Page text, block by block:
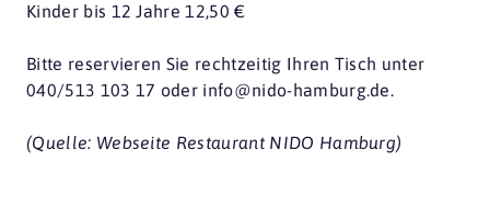
Kinder bis 12 Jahre 12,50 €
Bitte reservieren Sie rechtzeitig Ihren Tisch unter
040/513 103 17 oder info@nido-hamburg.de.
(Quelle: Webseite Restaurant NIDO Hamburg)